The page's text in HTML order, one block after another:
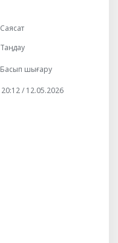
Саясат
Таңдау
Басып шығару
20:12 / 12.05.2026